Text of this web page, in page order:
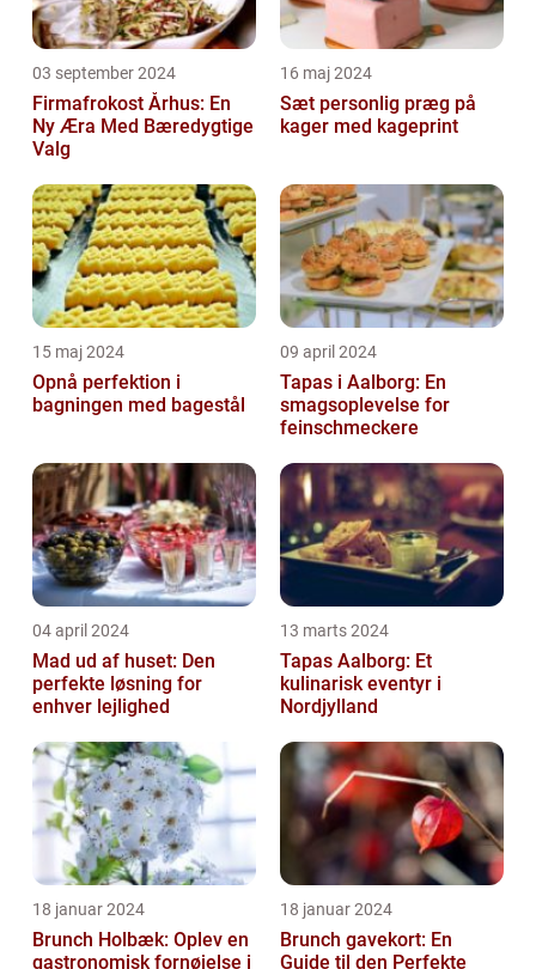
03 september 2024
Firmafrokost Århus: En
Ny Æra Med Bæredygtige
Valg
16 maj 2024
Sæt personlig præg på
kager med kageprint
15 maj 2024
Opnå perfektion i
bagningen med bagestål
09 april 2024
Tapas i Aalborg: En
smagsoplevelse for
feinschmeckere
04 april 2024
Mad ud af huset: Den
perfekte løsning for
enhver lejlighed
13 marts 2024
Tapas Aalborg: Et
kulinarisk eventyr i
Nordjylland
18 januar 2024
Brunch Holbæk: Oplev en
gastronomisk fornøjelse i
18 januar 2024
Brunch gavekort: En
Guide til den Perfekte